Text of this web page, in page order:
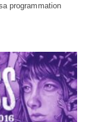
programmation